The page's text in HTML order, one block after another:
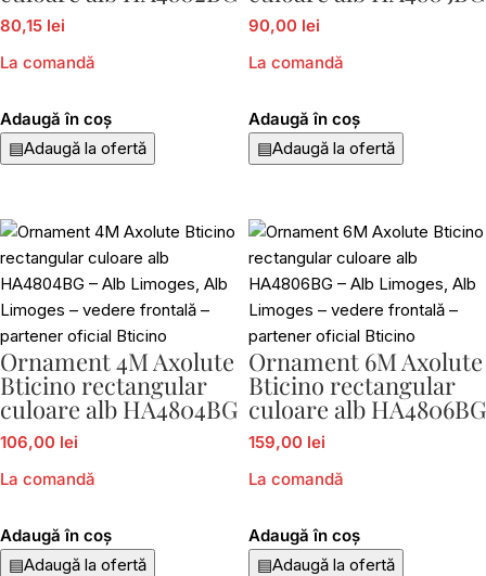
80,15 lei
La comandă
Adaugă în coș
▤Adaugă la ofertă
90,00 lei
La comandă
Adaugă în coș
▤Adaugă la ofertă
Ornament 4M Axolute
Bticino rectangular
culoare alb HA4804BG
106,00 lei
La comandă
Adaugă în coș
▤Adaugă la ofertă
Ornament 6M Axolute
Bticino rectangular
culoare alb HA4806BG
159,00 lei
La comandă
Adaugă în coș
▤Adaugă la ofertă